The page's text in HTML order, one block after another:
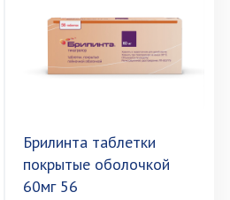
Брилинта таблетки
покрытые оболочкой
60мг 56